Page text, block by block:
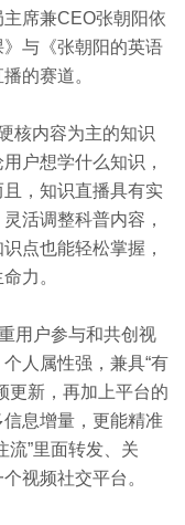
席兼CEO张朝阳依
》与《张朝阳的英语
的赛道。
核内容为主的知识
户想学什么知识，
，知识直播具有实
活调整科普内容，
点也能轻松掌握，
力。
用户参与和共创视
人属性强，兼具“有
更新，再加上平台的
息增量，更能精准
流”里面转发、关
视频社交平台。